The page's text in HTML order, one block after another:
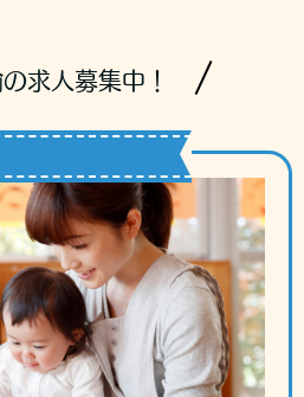
求人募集中！